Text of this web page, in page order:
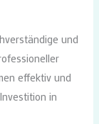
und
effektiv und
in